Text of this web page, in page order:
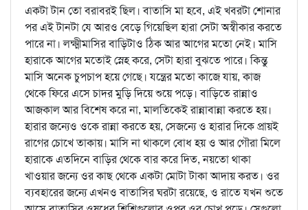
একটা টান তো বরাবরই ছিল। বাতাসি মা হবে, এই খবরটা শোনার
পর এই টানটা যে আরও বেড়ে গিয়েছিল হারা সেটা অস্বীকার করতে
পারে না। লক্ষ্মীমাসির বাড়িটাও ঠিক আর আগের মতো নেই। মাসি
হারাকে আগের মতোই স্নেহ করে, সেটা হারা বুঝতে পারে। কিন্তু
মাসি অনেক চুপচাপ হয়ে গেছে। যন্ত্রের মতো কাজে যায়, কাজ
থেকে ফিরে এসে চাদর মুড়ি দিয়ে শুয়ে পড়ে। বাড়িতে রান্নাও
আজকাল আর বিশেষ করে না, মালতিকেই রান্নাবান্না করতে হয়।
হারার জন্যেও ওকে রান্না করতে হয়, সেজন্যে ও হারার দিকে প্রায়ই
রাগের চোখে তাকায়। মাসি না থাকলে বোধ হয় ও আর গৌরা মিলে
হারাকে এতদিনে বাড়ির থেকে বার করে দিত, নয়তো থাকা
খাওয়ার জন্যে ওর কাছ থেকে একটা মোটা টাকা আদায় করত। ওর
ব্যবহারের জন্যে এখনও বাতাসির ঘরটা রয়েছে, ও রাতে যখন শুতে